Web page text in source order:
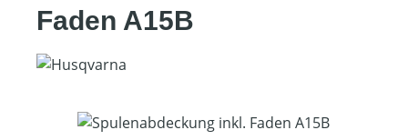
Faden A15B
Bildergalerie überspringen